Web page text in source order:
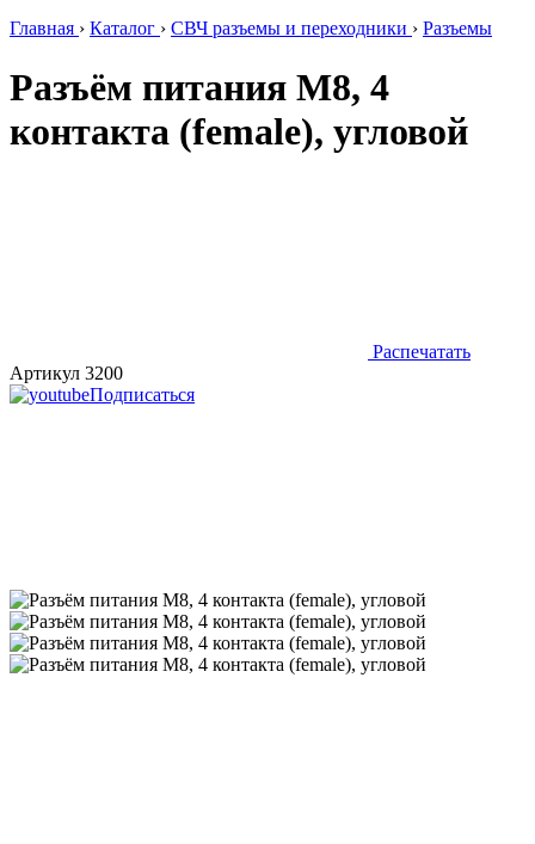
Главная › Каталог › СВЧ разъемы и переходники › Разъемы
Разъём питания M8, 4
контакта (female), угловой
Распечатать
Артикул 3200
Подписаться